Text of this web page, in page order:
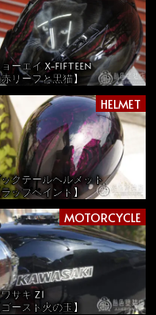
ーエイ X-FIFTEEN
リーフと黒猫】
HELMET
クテールヘルメット
ップペイント】
MOTORCYCLE
サキ Z1
ースト火の玉】